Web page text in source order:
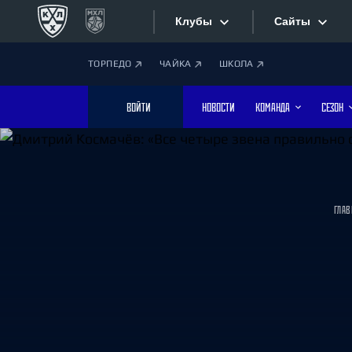
Клубы
Дивизион Боброва
Лада
Сайты
ТОРПЕДО ЧАЙКА ШКОЛА
ВОЙТИ НОВОСТИ КОМАНДА СЕЗОН